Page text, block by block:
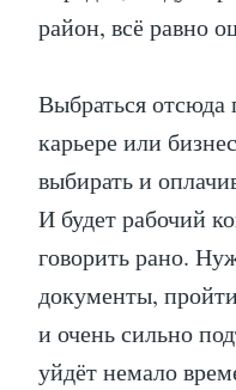
район, всё равно
Выбраться
карьере или
выбирать и
И будет рабочий
говорить рано.
документы,
и очень сильно
уйдёт немало